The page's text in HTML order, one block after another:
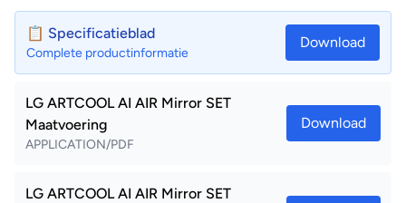
📋 Specificatieblad
Complete productinformatie
Download
LG ARTCOOL AI AIR Mirror SET
Maatvoering
APPLICATION/PDF
Download
LG ARTCOOL AI AIR Mirror SET